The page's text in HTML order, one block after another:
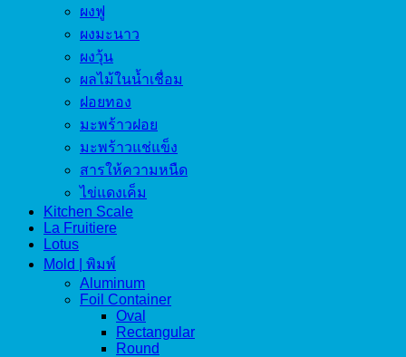
ผงฟู
ผงมะนาว
ผงวุ้น
ผลไม้ในน้ำเชื่อม
ฝอยทอง
มะพร้าวฝอย
มะพร้าวแช่แข็ง
สารให้ความหนืด
ไข่แดงเค็ม
Kitchen Scale
La Fruitiere
Lotus
Mold | พิมพ์
Aluminum
Foil Container
Oval
Rectangular
Round